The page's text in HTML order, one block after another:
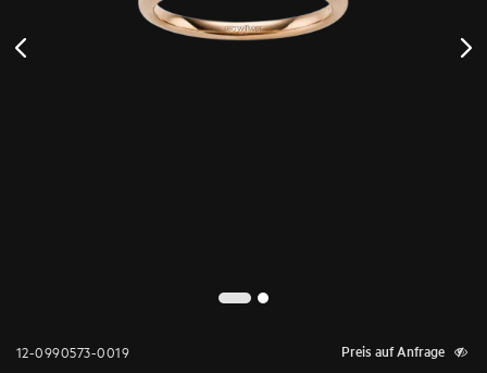
12-0990573-0019 Preis auf Anfrage